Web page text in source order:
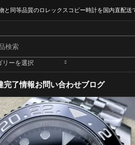
と同等品質のロレックスコピー時計を国内直配
リーを選択
完了情報お問い合わせブログ